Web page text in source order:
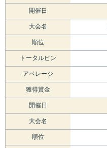
開催日
大会名
順位
トータルピン
アベレージ
獲得賞金
開催日
大会名
順位